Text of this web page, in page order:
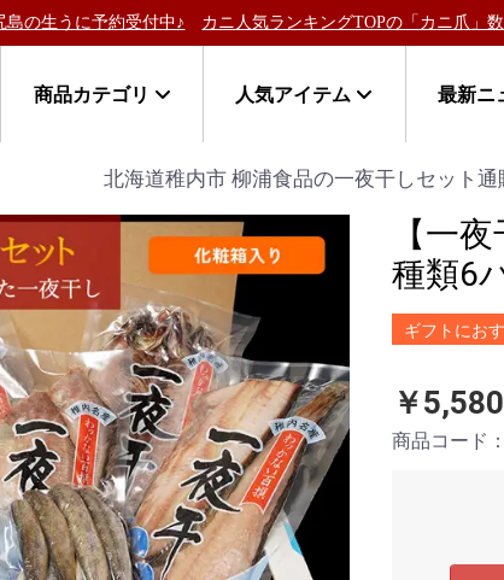
カニ人気ランキングTOPの「カニ爪」数量限定 2026年新物！
商品カテゴリ 人気アイテム 最新ニ
北海道稚内市 柳浦食品の一夜干しセット
【一
種類6
ギフトにお
￥5,580
商品コード：